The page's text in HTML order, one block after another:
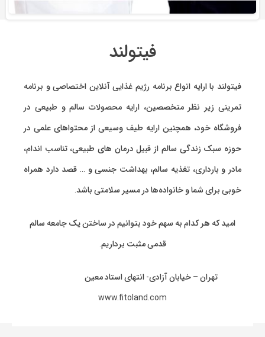
فیتولند
فیتولند با ارایه انواع برنامه رژیم غذایی آنلاین اختصاصیو برنامه
تمرینیزیر نظر متخصصین، ارایه محصولات سالم و طبیعی در
فروشگاه خود، همچنین ارایه طیف وسیعی از محتواهای علمی در
حوزه سبک زندگی سالم از قبیل درمان های طبیعی، تناسب اندام،
مادر و بارداری، تغذیه سالم، بهداشت جنسی و … قصد دارد همراه
خوبی برای شما و خانواده‌ها در مسیر سلامتی باشد.
امید که هر کدام به سهم خود بتوانیم در ساختن یک جامعه سالم
قدمی مثبت برداریم.
تهران – خیابان آزادی- انتهای استاد معین
www.fitoland.com